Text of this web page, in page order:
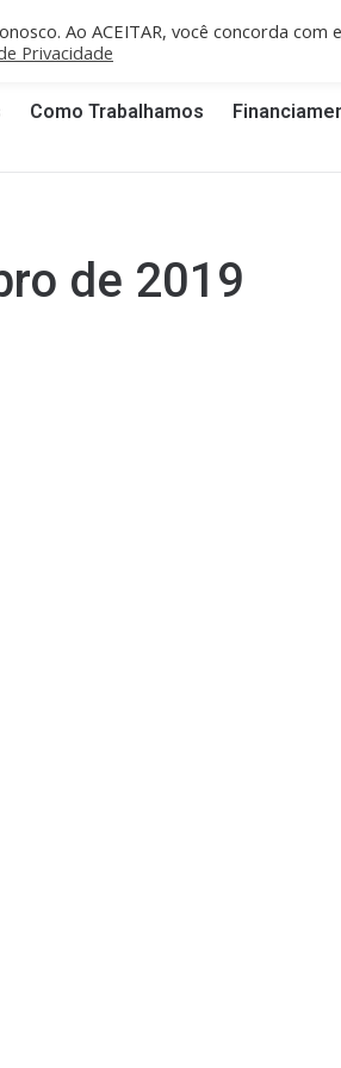
Porto Velho/RO: portovelho@cgti.org.br
Como Trabalhamos
de 2019
Ao ACEITAR, você concorda com
Privacidade